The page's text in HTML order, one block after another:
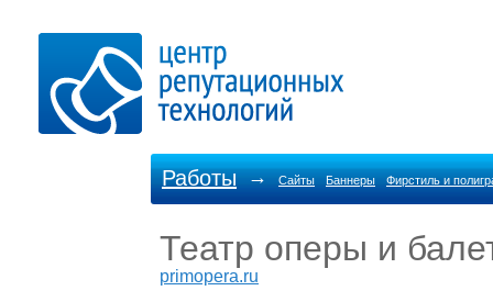
Работы → Сайты Баннеры Фирстиль и
Театр оперы и
primopera.ru